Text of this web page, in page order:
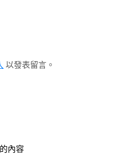
以發表留言。
內容